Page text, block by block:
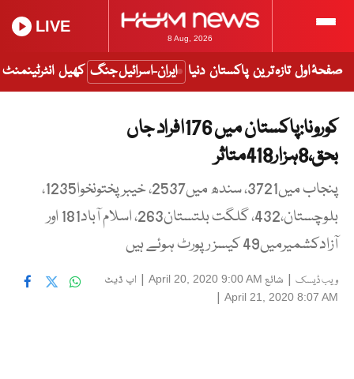
8 Aug, 2026
LIVE
صفحۂ اول تازہ ترین پاکستان دنیا ایران-اسرائیل جنگ کھیل انٹرٹینمنٹ
کورونا:پاکستان میں 176افراد جاں
بحق،8ہزار418متاثر
پنجاب میں3721، سندھ میں2537، خیبرپختونخوا1235،
بلوچستان،432، گلگت بلتستان263، اسلام آباد181 اور
آزادکشمیرمیں49 کیسز رپورٹ ہوئے ہیں
ویب ڈیسک | شائع April 20, 2020 9:00 AM
| اپ ڈیٹ
April 21, 2020 8:07 AM
|